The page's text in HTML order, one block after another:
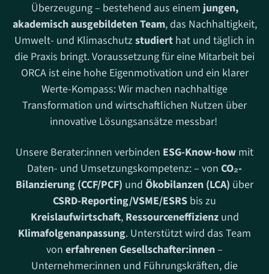
Überzeugung – bestehend aus einemjungen,
akademisch ausgebildeten Team, das Nachhaltigkeit,
Umwelt- und Klimaschutzstudiert hat und täglich in
die Praxis bringt. Voraussetzung für eine Mitarbeit bei
ORCA ist eine hohe Eigenmotivation und ein klarer
Werte-Kompass: Wir machen nachhaltige
Transformation und wirtschaftlichen Nutzen über
innovative Lösungsansätze messbar!
Unsere Berater:innen verbinden ESG-Know-how mit
Daten- und Umsetzungskompetenz: – von CO₂-
Bilanzierung (CCF/PCF) und Ökobilanzen (LCA) über
CSRD-Reporting/VSME/ESRS bis zu
Kreislaufwirtschaft, Ressourceneffizienzund
Klimafolgenanpassung. Unterstützt wird das Team
von erfahrenen Gesellschafter:innen–
Unternehmer:innen und Führungskräften, die